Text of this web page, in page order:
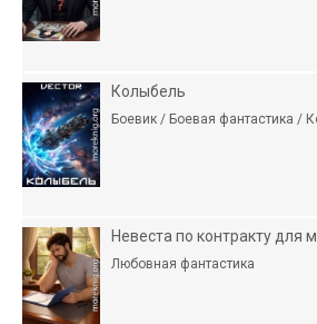
Колыбель
Боевик / Боевая фантастика /
Невеста по контракту для
Любовная фантастика